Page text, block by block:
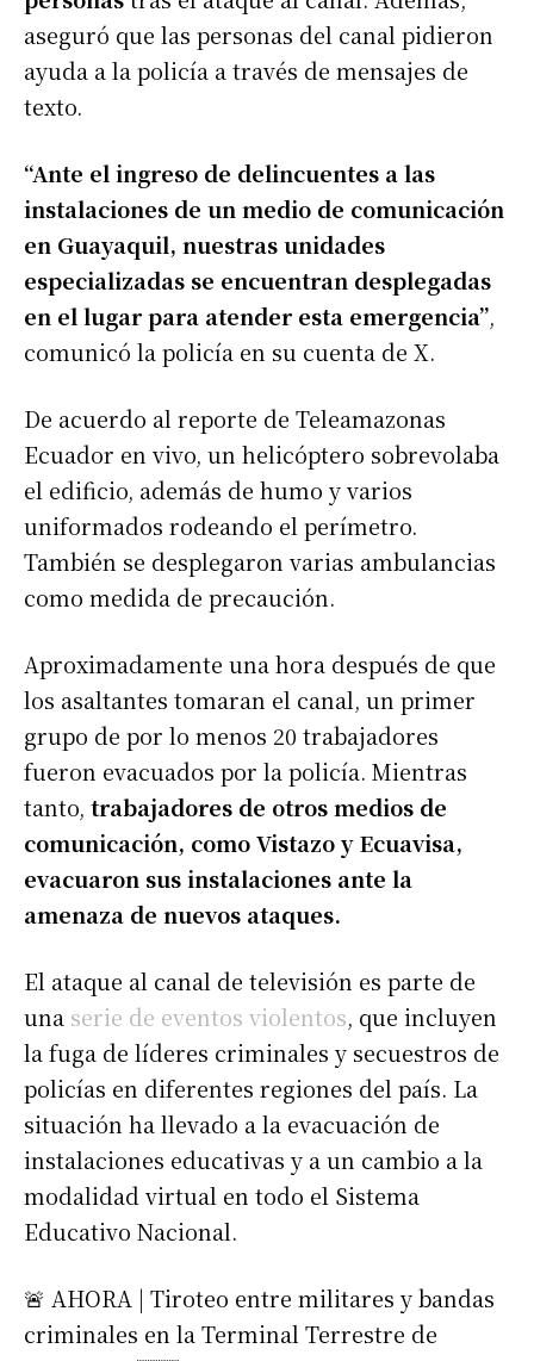
aseguró que las personas del canal pidieron
ayuda a la policía a través de mensajes de
texto.
“Ante el ingreso de delincuentes a las
instalaciones de un medio de comunicación
en Guayaquil, nuestras unidades
especializadas se encuentran desplegadas
en el lugar para atender esta emergencia”,
comunicó la policía en su cuenta de X.
De acuerdo al reporte de Teleamazonas
Ecuador en vivo, un helicóptero sobrevolaba
el edificio, además de humo y varios
uniformados rodeando el perímetro.
También se desplegaron varias ambulancias
como medida de precaución.
Aproximadamente una hora después de que
los asaltantes tomaran el canal, un primer
grupo de por lo menos 20 trabajadores
fueron evacuados por la policía. Mientras
tanto, trabajadores de otros medios de
comunicación, comoVistazo y Ecuavisa,
evacuaron sus instalaciones ante la
amenaza de nuevos ataques.
El ataque al canal de televisión es parte de
una serie de eventos violentos, que incluyen
la fuga de líderes criminales y secuestros de
policías en diferentes regiones del país. La
situación ha llevado a la evacuación de
instalaciones educativas y a un cambio a la
modalidad virtual en todo el Sistema
Educativo Nacional.
🚨 AHORA | Tiroteo entre militares y bandas
criminales en la Terminal Terrestre de